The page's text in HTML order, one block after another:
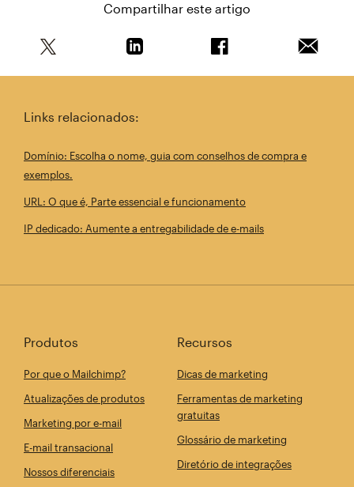
Compartilhar este artigo
Links relacionados:
Domínio: Escolha o nome, guia com conselhos de compra e
exemplos.
URL: O que é, Parte essencial e funcionamento
IP dedicado: Aumente a entregabilidade de e-mails
Produtos
Por que o Mailchimp?
Atualizações de produtos
Marketing por e-mail
E-mail transacional
Nossos diferenciais
Recursos
Dicas de marketing
Ferramentas de marketing
gratuitas
Glossário de marketing
Diretório de integrações